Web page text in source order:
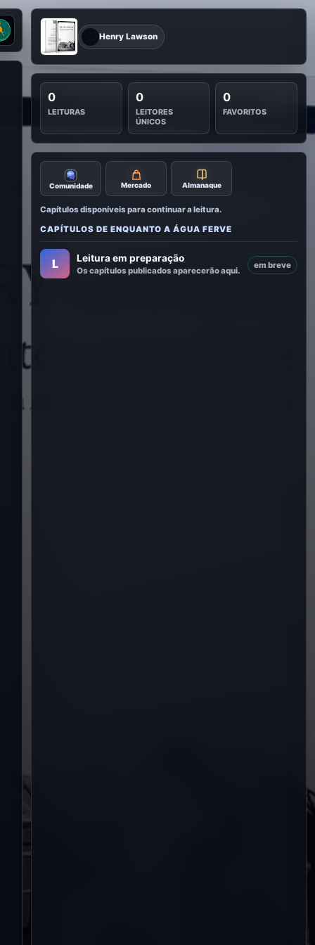
Literunico
Henry Lawson
0
LEITURAS
0
LEITORES
ÚNICOS
0
FAVORITOS
Comunidade Mercado Almanaque
Capítulos disponíveis para continuar a leitura.
CAPÍTULOS DE ENQUANTO A ÁGUA FERVE
L Leitura em preparação
Os capítulos publicados aparecerão aqui.
em breve